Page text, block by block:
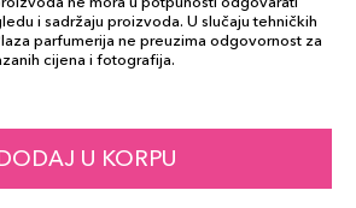
i sadržaju proizvoda. U slučaju tehničkih
parfumerija ne preuzima odgovornost za
cijena i fotografija.
U KORPU